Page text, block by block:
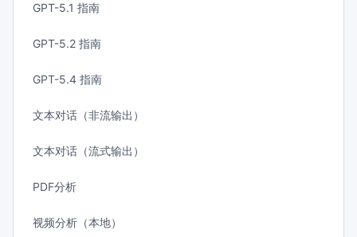
GPT-5.1 指南
GPT-5.2 指南
GPT-5.4 指南
文本对话（非流输出）
文本对话（流式输出）
PDF分析
视频分析（本地）